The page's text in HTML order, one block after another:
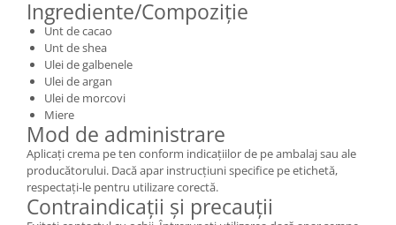
Ingrediente/Compoziție
Unt de cacao
Unt de shea
Ulei de galbenele
Ulei de argan
Ulei de morcovi
Miere
Mod de administrare
Aplicați crema pe ten conform indicațiilor de pe ambalaj sau ale
producătorului. Dacă apar instrucțiuni specifice pe etichetă,
respectați-le pentru utilizare corectă.
Contraindicații și precauții